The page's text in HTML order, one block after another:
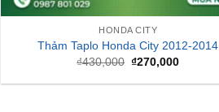
HONDA CITY
Thảm Taplo Honda City 2012-2014
₫430,000 Giá
là:
₫270,000Giá
tại